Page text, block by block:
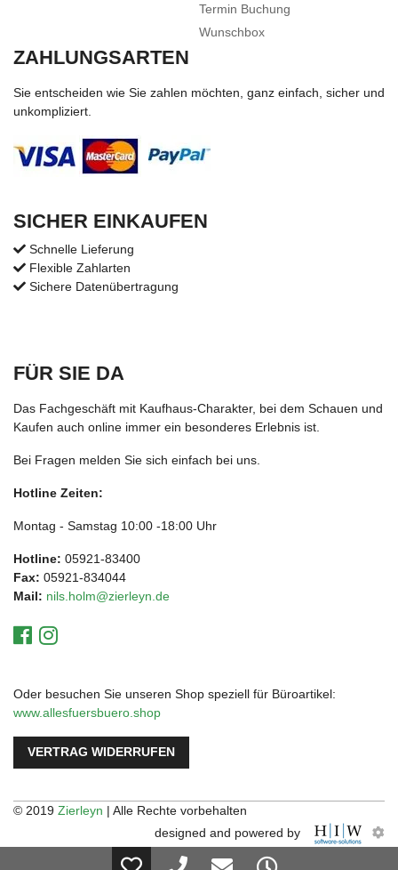
Termin Buchung
Wunschbox
ZAHLUNGSARTEN
Sie entscheiden wie Sie zahlen möchten, ganz einfach, sicher und
unkompliziert.
SICHER EINKAUFEN
Schnelle Lieferung
Flexible Zahlarten
Sichere Datenübertragung
FÜR SIE DA
Das Fachgeschäft mit Kaufhaus-Charakter, bei dem Schauen und
Kaufen auch online immer ein besonderes Erlebnis ist.
Bei Fragen melden Sie sich einfach bei uns.
Hotline Zeiten:
Montag - Samstag 10:00 -18:00 Uhr
Hotline: 05921-83400
Fax: 05921-834044
Mail: nils.holm@zierleyn.de
Oder besuchen Sie unseren Shop speziell für Büroartikel:
www.allesfuersbuero.shop
VERTRAG WIDERRUFEN
© 2019 Zierleyn | Alle Rechte vorbehalten
designed and powered by